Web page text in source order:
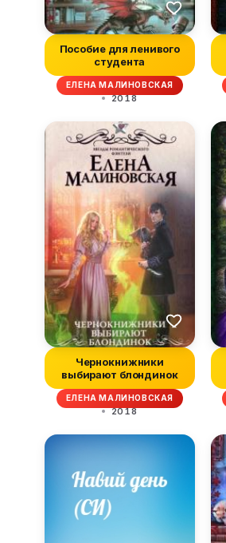
Пособие для ленивого
студента
ЕЛЕНА МАЛИНОВСКАЯ
2018
Чернокнижники
выбирают блондинок
ЕЛЕНА МАЛИНОВСКАЯ
2018